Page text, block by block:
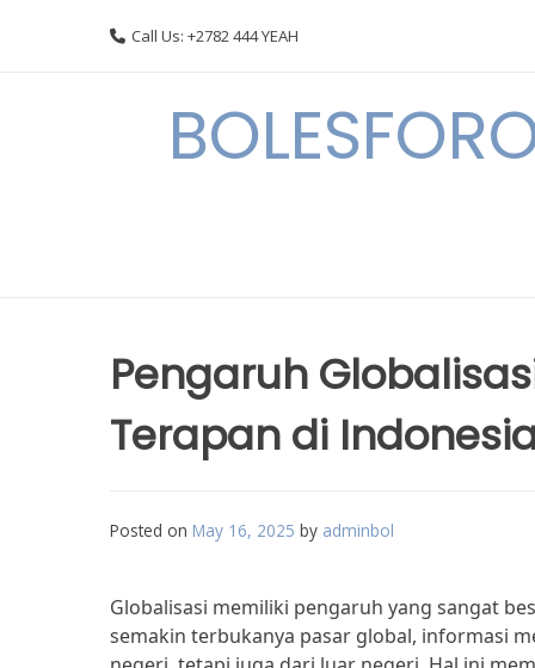
Call Us: +2782 444 YEAH
Pengaruh
Terapan di
Posted on May 16, 2025 by adminbol
Globalisasi memiliki pengaruh yang sangat
semakin terbukanya pasar global, informasi